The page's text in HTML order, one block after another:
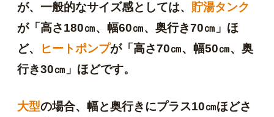
が、一般的なサイズ感としては、 貯湯タンク
が「高さ180㎝、幅60㎝、奥行き70㎝」ほ
ど、
ヒートポンプが「高さ70㎝、幅50㎝、奥
行き30㎝」ほどです。
大型の場合、幅と奥行きにプラス10㎝ほどさ